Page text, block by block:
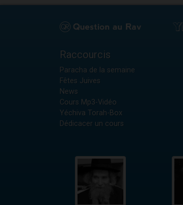
Raccourcis
Paracha de la semaine
Fêtes Juives
News
Cours Mp3-Vidéo
Yéchiva Torah-Box
Dédicacer un cours